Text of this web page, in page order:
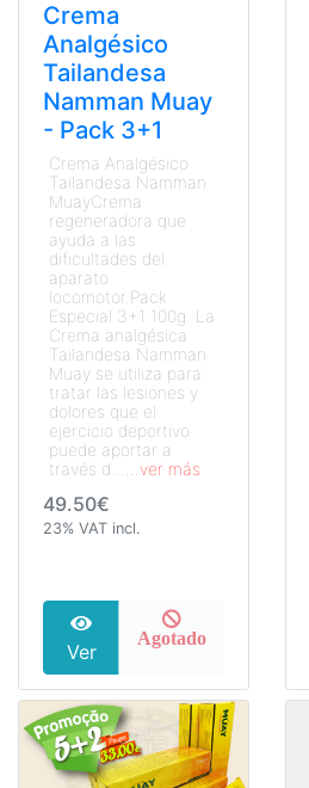
Crema
Analgésico
Tailandesa
Namman Muay
- Pack 3+1
Crema Analgésico
Tailandesa Namman
MuayCrema
regeneradora que
ayuda a las
dificultades del
aparato
locomotor.Pack
Especial 3+1 100g La
Crema analgésica
Tailandesa Namman
Muay se utiliza para
tratar las lesiones y
dolores que el
ejercicio deportivo
puede aportar a
través d...
...ver más
49.50€
23% VAT incl.
Ver
Agotado